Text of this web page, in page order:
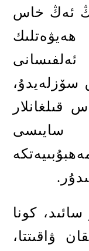
ئەڭ خاس
ھەيۋەتلىك
سۆزلەيدۇ،
قىلغانلار
سايىسى
.
سائىد، كونا
ۋاقىتتا،